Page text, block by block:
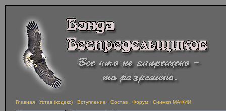
Главная · Устав (кодекс) · Вступление · Состав · Форум · Снимки МАФИИ